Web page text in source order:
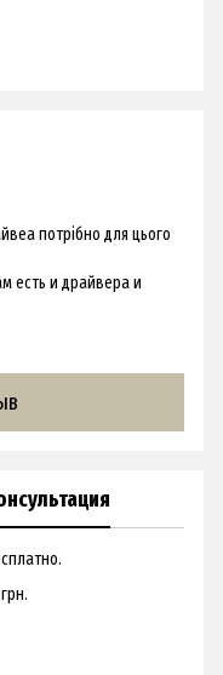
потрібно для цього
есть и драйвера и